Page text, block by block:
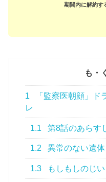
1.4 神崎との出会い
みんなで囲む
1.7 不詳の死の原
1.8 平の決意
1.9 震える手
1.10 朝顔と桑原の
た！